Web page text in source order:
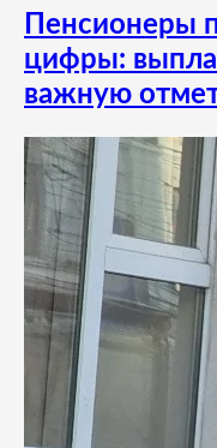
Пенсионеры
цифры:
важную